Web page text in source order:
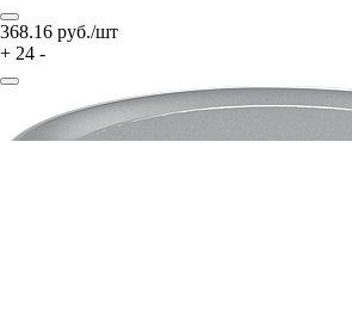
368.16 руб./шт
+ 24 -